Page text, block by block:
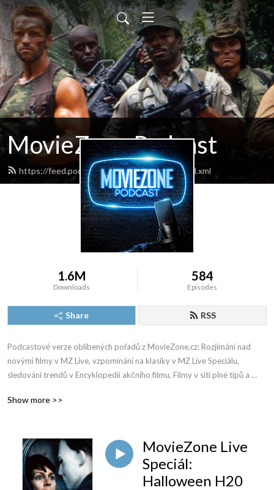
MovieZone Podcast
https://feed.podbean.com/moviezonelive/feed.xml
1.6M
Downloads
584
Episodes
Share RSS
Podcastové verze oblíbených pořadů z MovieZone.cz: Rozjímání nad
novými filmy v MZ Live, vzpomínání na klasiky v MZ Live Speciálu,
sledování trendů v Encyklopedii akčního filmu, Filmy v síti plné tipů a
Show more >>
MovieZone Live
Speciál:
Halloween H20